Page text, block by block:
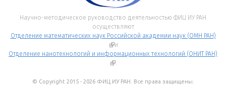
Научно-методическое руководство деятельностью ФИЦ ИУ РАН
осуществляют
Отделение математических наук Российской академии наук (ОМН РАН)
(внешняя ссылка)
и
Отделение нанотехнологий и информационных технологий (ОНИТ РАН)
(внешняя ссылка)
.
© Copyright 2015 - 2026 ФИЦ ИУ РАН. Все права защищены.